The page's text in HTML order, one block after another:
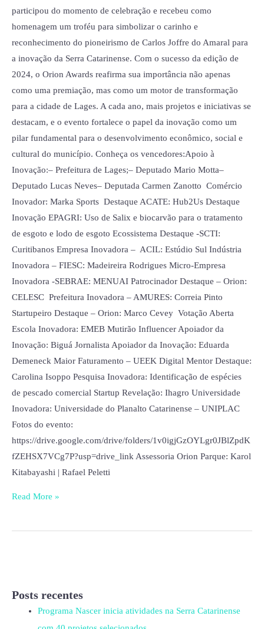
participou do momento de celebração e recebeu como
homenagem um troféu para simbolizar o carinho e
reconhecimento do pioneirismo de Carlos Joffre do Amaral para
a inovação da Serra Catarinense. Com o sucesso da edição de
2024, o Orion Awards reafirma sua importância não apenas
como uma premiação, mas como um motor de transformação
para a cidade de Lages. A cada ano, mais projetos e iniciativas se
destacam, e o evento fortalece o papel da inovação como um
pilar fundamental para o desenvolvimento econômico, social e
cultural do município. Conheça os vencedores:Apoio à
Inovação:– Prefeitura de Lages;– Deputado Mario Motta–
Deputado Lucas Neves– Deputada Carmen Zanotto Comércio
Inovador: Marka Sports Destaque ACATE: Hub2Us Destaque
Inovação EPAGRI: Uso de Salix e biocarvão para o tratamento
de esgoto e lodo de esgoto Ecossistema Destaque -SCTI:
Curitibanos Empresa Inovadora – ACIL: Estúdio Sul Indústria
Inovadora – FIESC: Madeireira Rodrigues Micro-Empresa
Inovadora -SEBRAE: MENUAI Patrocinador Destaque – Orion:
CELESC Prefeitura Inovadora – AMURES: Correia Pinto
Startupeiro Destaque – Orion: Marco Cevey Votação Aberta
Escola Inovadora: EMEB Mutirão Influencer Apoiador da
Inovação: Biguá Jornalista Apoiador da Inovação: Eduarda
Demeneck Maior Faturamento – UEEK Digital Mentor Destaque:
Carolina Isoppo Pesquisa Inovadora: Identificação de espécies
de pescado comercial Startup Revelação: Ihagro Universidade
Inovadora: Universidade do Planalto Catarinense – UNIPLAC
Fotos do evento:
https://drive.google.com/drive/folders/1v0igjGzOYLgr0JBlZpdK
fZEHSX7VCg7P?usp=drive_link Assessoria Orion Parque: Karol
Kitabayashi | Rafael Peletti
Read More »
Posts recentes
Programa Nascer inicia atividades na Serra Catarinense